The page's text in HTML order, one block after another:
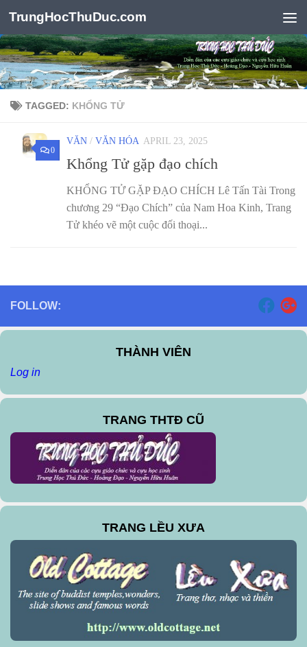
Skip to content
TrungHocThuDuc.com
TAGGED: KHỔNG TỬ
0
VĂN / VĂN HÓA APRIL 23, 2025
Khổng Tử gặp đạo chích
KHỔNG TỬ GẶP ĐẠO CHÍCH Lê Tấn Tài Trong
chương 29 “Đạo Chích” của Nam Hoa Kinh, Trang
Tử khéo vẽ một cuộc đối thoại...
FOLLOW:
THÀNH VIÊN
Log in
TRANG THTĐ CŨ
TRANG LỀU XƯA